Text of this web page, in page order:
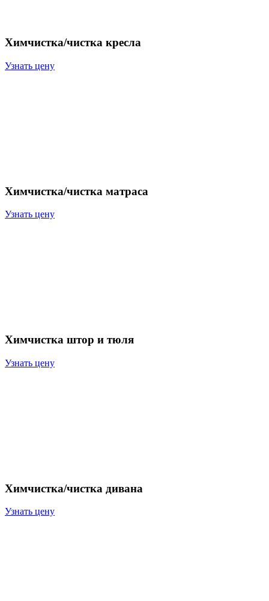
Химчистка/чистка кресла
Узнать цену
Химчистка/чистка матраса
Узнать цену
Химчистка штор и тюля
Узнать цену
Химчистка/чистка дивана
Узнать цену